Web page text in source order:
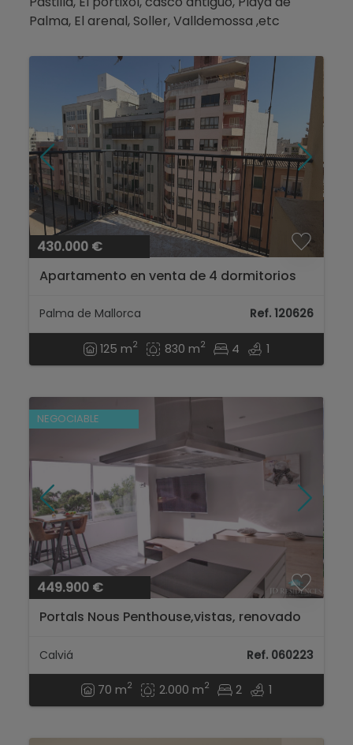
Palma, El arenal, Soller, Valldemossa ,etc
430.000 €
Apartamento en venta de 4 dormitorios
Palma de Mallorca Ref. 120626
125 m2 830 m2 4 1
NEGOCIABLE
449.900 €
Portals Nous Penthouse,vistas, renovado
Calviá Ref. 060223
70 m2 2.000 m2 2 1